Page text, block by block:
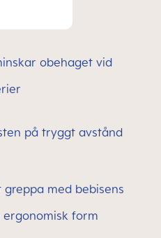
obehaget vid
på tryggt avstånd
med bebisens
ergonomisk form